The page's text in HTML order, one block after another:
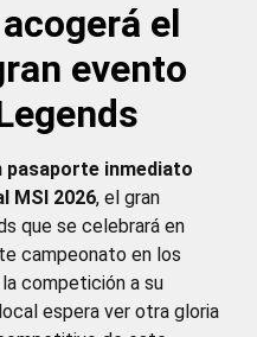
el
evento
pasaporte inmediato
MSI 2026, el gran
que se celebrará en
campeonato en los
competición a su
espera ver otra gloria